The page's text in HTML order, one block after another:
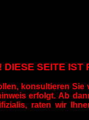
DIESE SEITE
konsultieren
erfolgt. Ab
raten wir